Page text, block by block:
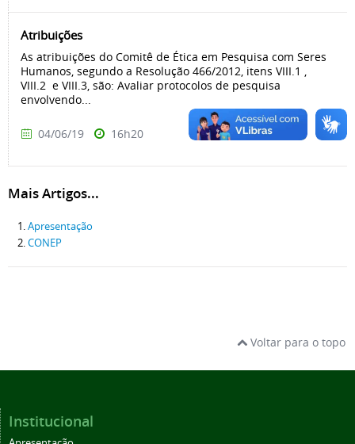
Atribuições
As atribuições do Comitê de Ética em Pesquisa com Seres
Humanos, segundo a Resolução 466/2012, itens VIII.1 ,
VIII.2 e VIII.3, são: Avaliar protocolos de pesquisa
envolvendo...
04/06/19 16h20
Mais Artigos...
Apresentação
CONEP
Voltar para o topo
Institucional